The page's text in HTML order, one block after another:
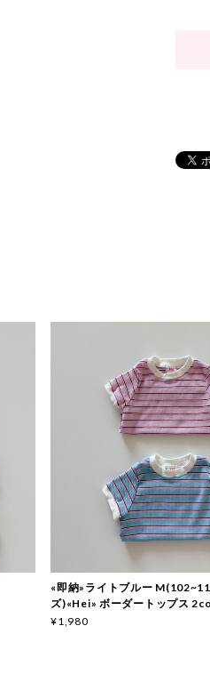
«即納»ライトブルー
ズ)«Hei» ボーダートップス
¥1,980